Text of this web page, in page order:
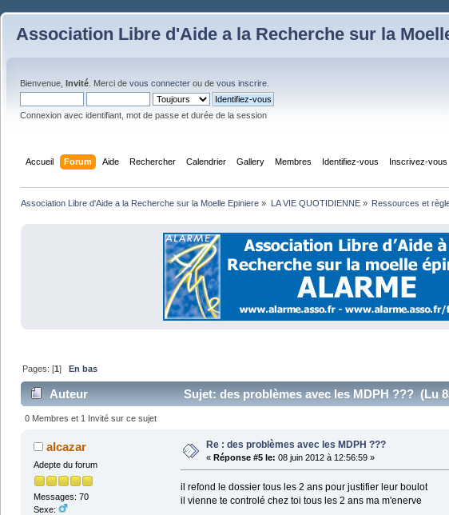
Association Libre d'Aide a la Recherche sur la
Bienvenue, Invité . Merci de vous connecter ou de vous inscrire
Connexion avec identifiant, mot de passe et durée de la session
Accueil Forum Aide Rechercher Calendrier Gallery Membres Identifiez-vous Inscrivez-vous
Association Libre d'Aide a la Recherche sur la Moelle Epiniere » LA VIE QUOTIDIENNE» Ressources et
Pages: [1] En bas
Auteur Sujet: des problèmes avec les MDPH ??? (Lu
0 Membres et 1 Invité sur ce sujet
alcazar
Adepte du forum
Messages: 70
Sexe:
Re : des problèmes avec les MDPH ???
« Réponse #5 le: 08 juin 2012 à 12:56:59 »
il refond le dossier tous les 2 ans pour justifier leur boulot
il vienne te controlé chez toi tous les 2 ans ma m'enerve